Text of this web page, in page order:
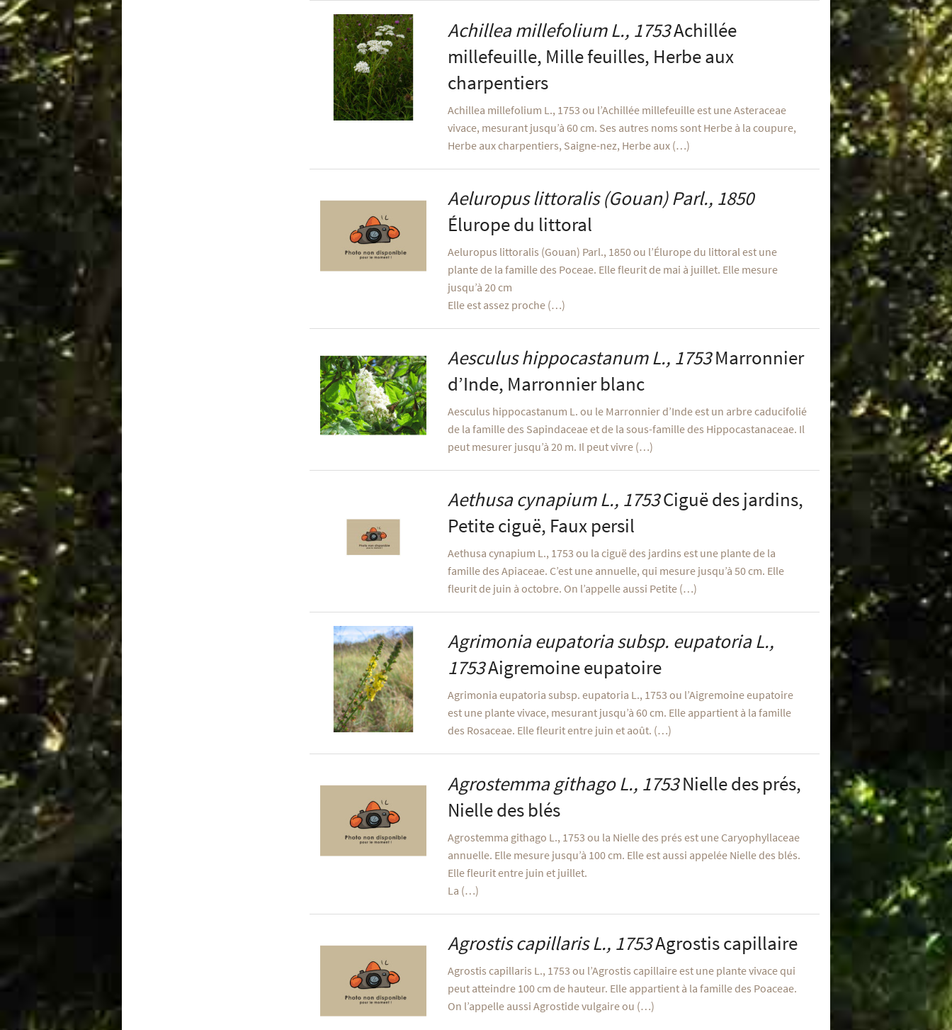
Achillea millefoliumL., 1753Achillée
millefeuille, Mille feuilles, Herbe aux
charpentiers
Achillea millefolium L., 1753 ou l’Achillée millefeuille est une Asteraceae
vivace, mesurant jusqu’à 60 cm. Ses autres noms sont Herbe à la coupure,
Herbe aux charpentiers, Saigne-nez, Herbe aux (…)
Aeluropus littoralis(Gouan) Parl., 1850
Élurope du littoral
Aeluropus littoralis (Gouan) Parl., 1850 ou l’Élurope du littoral est une
plante de la famille des Poceae. Elle fleurit de mai à juillet. Elle mesure
jusqu’à 20 cm
Elle est assez proche (…)
Aesculus hippocastanumL., 1753Marronnier
d’Inde, Marronnier blanc
Aesculus hippocastanum L. ou le Marronnier d’Inde est un arbre caducifolié
de la famille des Sapindaceae et de la sous-famille des Hippocastanaceae. Il
peut mesurer jusqu’à 20 m. Il peut vivre (…)
Aethusa cynapiumL., 1753Ciguë des jardins,
Petite ciguë, Faux persil
Aethusa cynapium L., 1753 ou la ciguë des jardins est une plante de la
famille des Apiaceae. C’est une annuelle, qui mesure jusqu’à 50 cm. Elle
fleurit de juin à octobre. On l’appelle aussi Petite (…)
Agrimonia eupatoriasubsp. eupatoriaL.,
1753Aigremoine eupatoire
Agrimonia eupatoria subsp. eupatoria L., 1753 ou l’Aigremoine eupatoire
est une plante vivace, mesurant jusqu’à 60 cm. Elle appartient à la famille
des Rosaceae. Elle fleurit entre juin et août. (…)
Agrostemma githagoL., 1753Nielle des prés,
Nielle des blés
Agrostemma githago L., 1753 ou la Nielle des prés est une Caryophyllaceae
annuelle. Elle mesure jusqu’à 100 cm. Elle est aussi appelée Nielle des blés.
Elle fleurit entre juin et juillet.
La (…)
Agrostis capillarisL., 1753Agrostis capillaire
Agrostis capillaris L., 1753 ou l’Agrostis capillaire est une plante vivace qui
peut atteindre 100 cm de hauteur. Elle appartient à la famille des Poaceae.
On l’appelle aussi Agrostide vulgaire ou (…)